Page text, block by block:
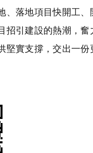
、落地項目快開工
引建設的熱潮，奮
堅實支撐，交出一